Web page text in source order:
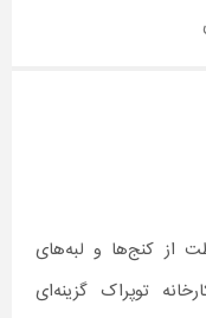
از کنج‌ها و لبه‌های
توپراک گزینه‌ای